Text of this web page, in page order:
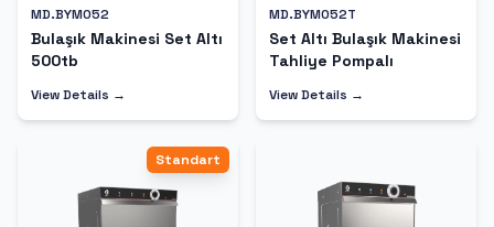
MD.BYM052
Bulaşık Makinesi Set Altı
500tb
View Details →
MD.BYM052T
Set Altı Bulaşık Makinesi
Tahliye Pompalı
View Details →
Standart